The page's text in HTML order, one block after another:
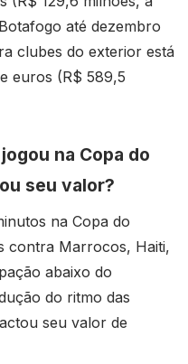
até dezembro
clubes do exterior está
euros (R$ 589,5
na Copa do
seu valor?
na Copa do
contra Marrocos, Haiti,
abaixo do
do ritmo das
seu valor de